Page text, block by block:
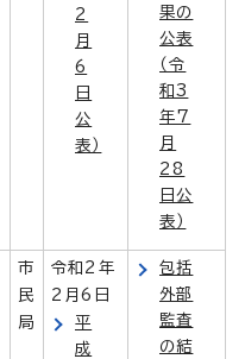
2
月
6
日
公
表）
果の
公表
（令
和3
年7
月
28
日公
表）
市
民
局
令和2年
2月6日
平
成
包括
外部
監査
の結